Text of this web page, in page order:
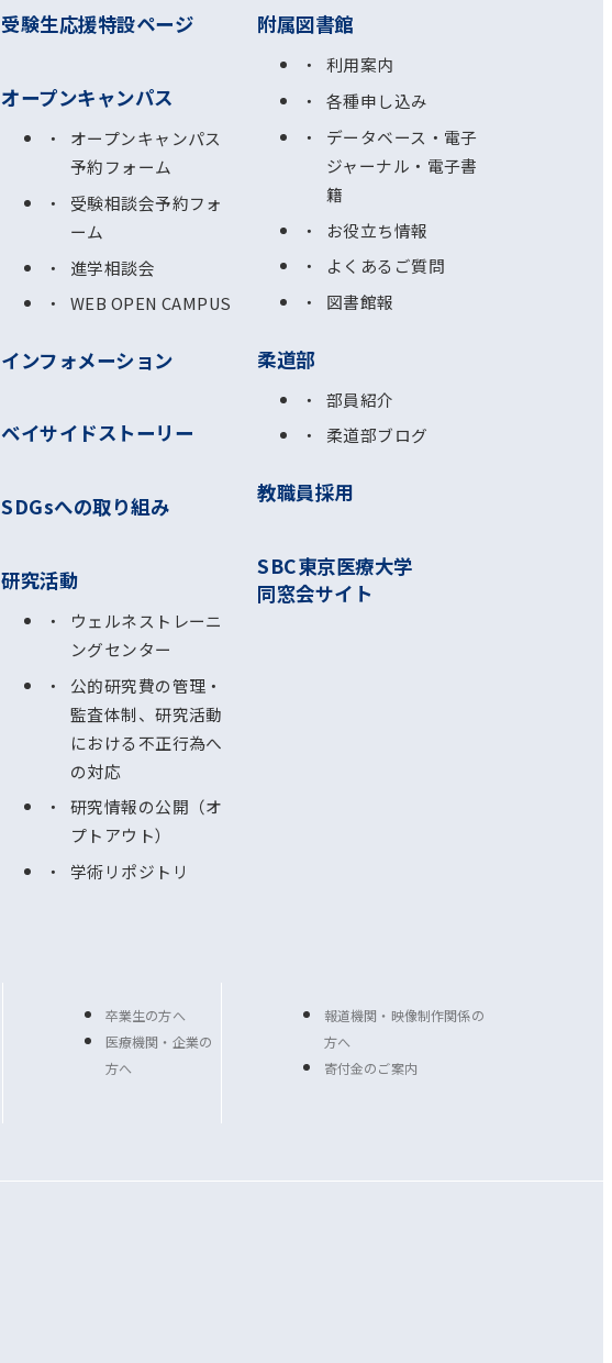
受験生応援特設ページ
オープンキャンパス
オープンキャンパス
予約フォーム
受験相談会予約フォ
ーム
進学相談会
WEB OPEN CAMPUS
インフォメーション
ベイサイドストーリー
SDGsへの取り組み
研究活動
ウェルネストレーニ
ングセンター
公的研究費の管理・
監査体制、研究活動
における不正行為へ
の対応
研究情報の公開（オ
プトアウト）
学術リポジトリ
附属図書館
利用案内
各種申し込み
データベース・電子
ジャーナル・電子書
籍
お役立ち情報
よくあるご質問
図書館報
柔道部
部員紹介
柔道部ブログ
教職員採用
SBC東京医療大学
同窓会サイト
卒業生の方へ
医療機関・企業の
方へ
報道機関・映像制作関係の
方へ
寄付金のご案内